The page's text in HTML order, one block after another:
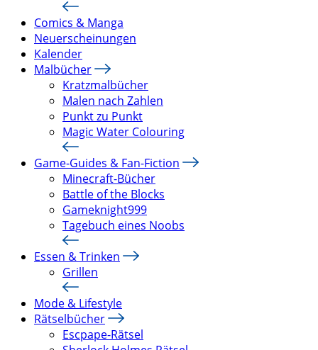
Comics & Manga
Neuerscheinungen
Kalender
Malbücher
Kratzmalbücher
Malen nach Zahlen
Punkt zu Punkt
Magic Water Colouring
Game-Guides & Fan-Fiction
Minecraft-Bücher
Battle of the Blocks
Gameknight999
Tagebuch eines Noobs
Essen & Trinken
Grillen
Mode & Lifestyle
Rätselbücher
Escpape-Rätsel